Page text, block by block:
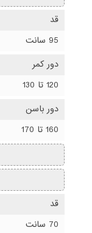
قد
95 سانت
دور کمر
120 تا 130
دور باسن
160 تا 170
قد
70 سانت